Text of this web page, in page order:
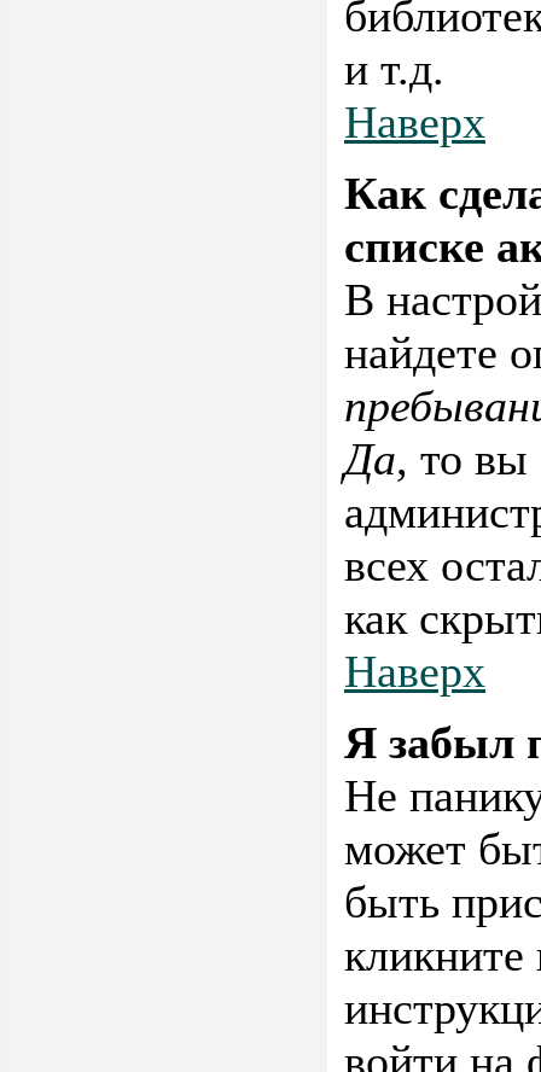
и т.д.
Наверх
Как
списке
В
найдете
Да, то вы
всех
как
Наверх
Я забыл
Не
может
быть
войти на